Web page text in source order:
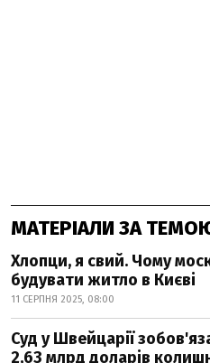
МАТЕРІАЛИ ЗА
Хлопци, я свий. Чому
будувати житло в Києві
11 СЕРПНЯ 2025, 08:00
Суд у Швейцарії
2,63 млрд доларів